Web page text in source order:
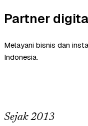
Partner
Melayani bisnis dan
Indonesia.
Sejak 2013